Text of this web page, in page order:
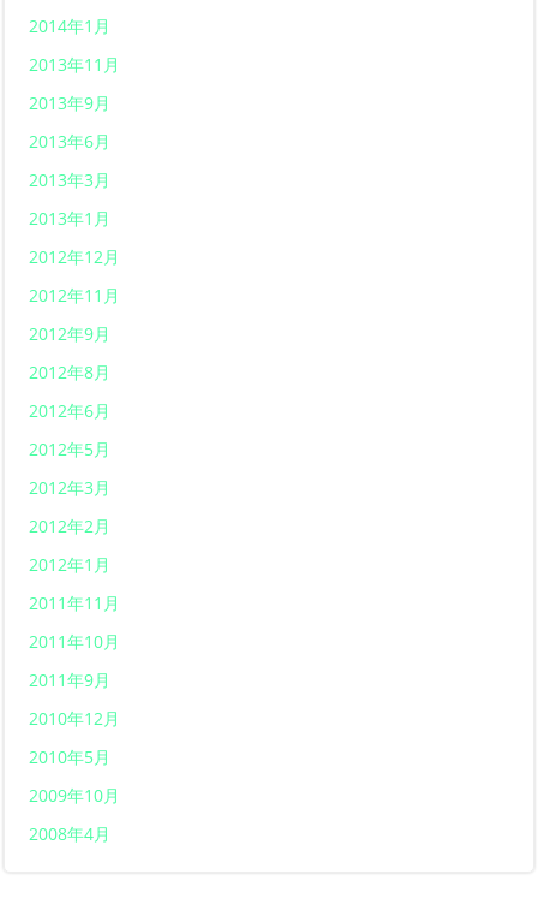
2014年1月
2013年11月
2013年9月
2013年6月
2013年3月
2013年1月
2012年12月
2012年11月
2012年9月
2012年8月
2012年6月
2012年5月
2012年3月
2012年2月
2012年1月
2011年11月
2011年10月
2011年9月
2010年12月
2010年5月
2009年10月
2008年4月